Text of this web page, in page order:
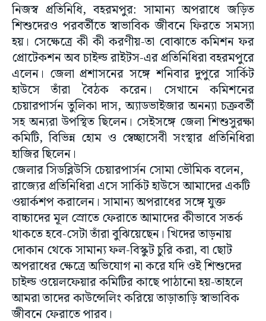
নিজস্ব প্রতিনিধি, বহরমপুর: সামান্য অপরাধে জড়িত
শিশুদেরও পরবর্তীতে স্বাভাবিক জীবনে ফিরতে সমস্যা
হয়। সেক্ষেত্রে কী কী করণীয়-তা বোঝাতে কমিশন ফর
প্রোটেকশন অব চাইল্ড রাইটস-এর প্রতিনিধিরা বহরমপুরে
এলেন। জেলা প্রশাসনের সঙ্গে শনিবার দুপুরে সার্কিট
হাউসে তাঁরা বৈঠক করেন। সেখানে কমিশনের
চেয়ারপার্সন তুলিকা দাস, অ্যাডভাইজার অনন্যা চক্রবর্তী
সহ অন্যরা উপস্থিত ছিলেন। সেইসঙ্গে জেলা শিশুসুরক্ষা
কমিটি, বিভিন্ন হোম ও স্বেচ্ছাসেবী সংস্থার প্রতিনিধিরা
হাজির ছিলেন।
জেলার সিডব্লিউসি চেয়ারপার্সন সোমা ভৌমিক বলেন,
রাজ্যের প্রতিনিধিরা এসে সার্কিট হাউসে আমাদের একটি
ওয়ার্কশপ করালেন। সামান্য অপরাধের সঙ্গে যুক্ত
বাচ্চাদের মূল স্রোতে ফেরাতে আমাদের কীভাবে সতর্ক
থাকতে হবে-সেটা তাঁরা বুঝিয়েছেন। খিদের তাড়নায়
দোকান থেকে সামান্য ফল-বিস্কুট চুরি করা, বা ছোট
অপরাধের ক্ষেত্রে অভিযোগ না করে যদি ওই শিশুদের
চাইল্ড ওয়েলফেয়ার কমিটির কাছে পাঠানো হয়-তাহলে
আমরা তাদের কাউন্সেলিং করিয়ে তাড়াতাড়ি স্বাভাবিক
জীবনে ফেরাতে পারব।